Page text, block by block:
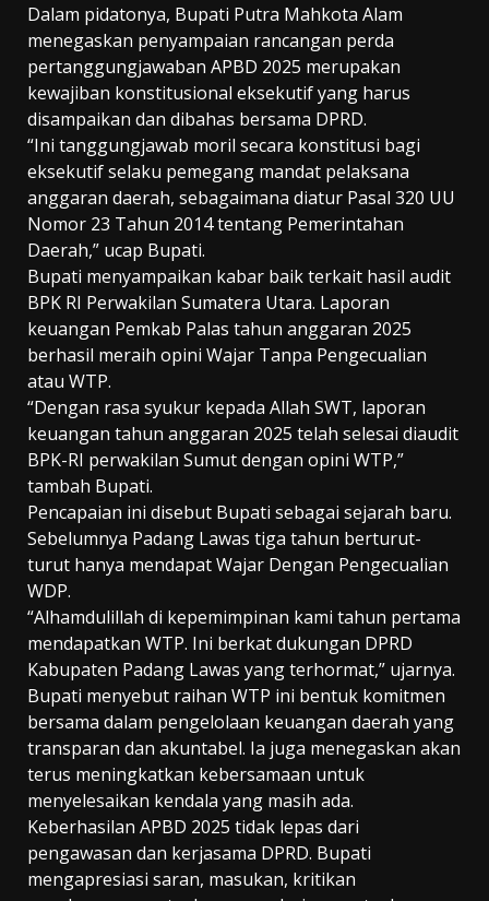
Dalam pidatonya, Bupati Putra Mahkota Alam
menegaskan penyampaian rancangan perda
pertanggungjawaban APBD 2025 merupakan
kewajiban konstitusional eksekutif yang harus
disampaikan dan dibahas bersama DPRD.
“Ini tanggungjawab moril secara konstitusi bagi
eksekutif selaku pemegang mandat pelaksana
anggaran daerah, sebagaimana diatur Pasal 320 UU
Nomor 23 Tahun 2014 tentang Pemerintahan
Daerah,” ucap Bupati.
Bupati menyampaikan kabar baik terkait hasil audit
BPK RI Perwakilan Sumatera Utara. Laporan
keuangan Pemkab Palas tahun anggaran 2025
berhasil meraih opini Wajar Tanpa Pengecualian
atau WTP.
“Dengan rasa syukur kepada Allah SWT, laporan
keuangan tahun anggaran 2025 telah selesai diaudit
BPK-RI perwakilan Sumut dengan opini WTP,”
tambah Bupati.
Pencapaian ini disebut Bupati sebagai sejarah baru.
Sebelumnya Padang Lawas tiga tahun berturut-
turut hanya mendapat Wajar Dengan Pengecualian
WDP.
“Alhamdulillah di kepemimpinan kami tahun pertama
mendapatkan WTP. Ini berkat dukungan DPRD
Kabupaten Padang Lawas yang terhormat,” ujarnya.
Bupati menyebut raihan WTP ini bentuk komitmen
bersama dalam pengelolaan keuangan daerah yang
transparan dan akuntabel. Ia juga menegaskan akan
terus meningkatkan kebersamaan untuk
menyelesaikan kendala yang masih ada.
Keberhasilan APBD 2025 tidak lepas dari
pengawasan dan kerjasama DPRD. Bupati
mengapresiasi saran, masukan, kritikan